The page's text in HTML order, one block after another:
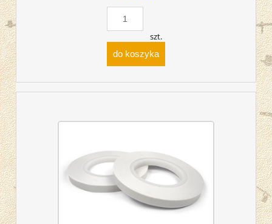
szt.
do koszyka